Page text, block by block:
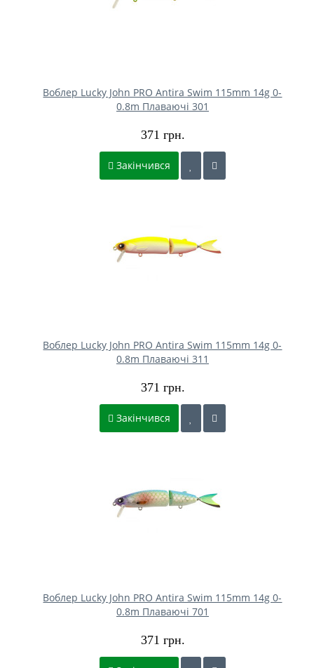
Воблер Lucky John PRO Antira Swim 115mm 14g 0-
0.8m Плаваючі 301
371 грн.
Закінчився
Воблер Lucky John PRO Antira Swim 115mm 14g 0-
0.8m Плаваючі 311
371 грн.
Закінчився
Воблер Lucky John PRO Antira Swim 115mm 14g 0-
0.8m Плаваючі 701
371 грн.